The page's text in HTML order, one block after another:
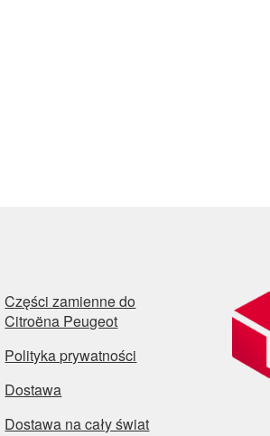
Części zamienne do
Citroëna Peugeot
Polityka prywatności
Dostawa
Dostawa na cały świat